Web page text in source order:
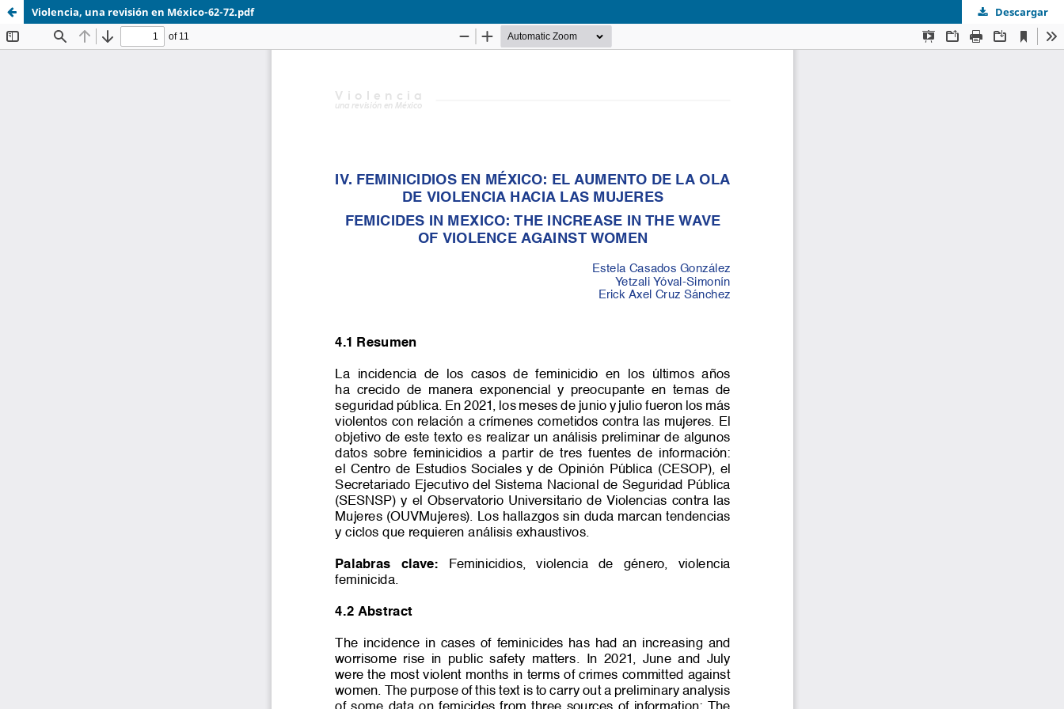
Violencia, una revisión en México-62-72.pdf Descargar